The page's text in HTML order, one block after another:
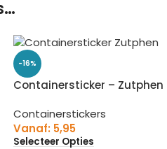
-16%
Containersticker – Zutphen
Containerstickers
Vanaf: 5,95
Selecteer Opties